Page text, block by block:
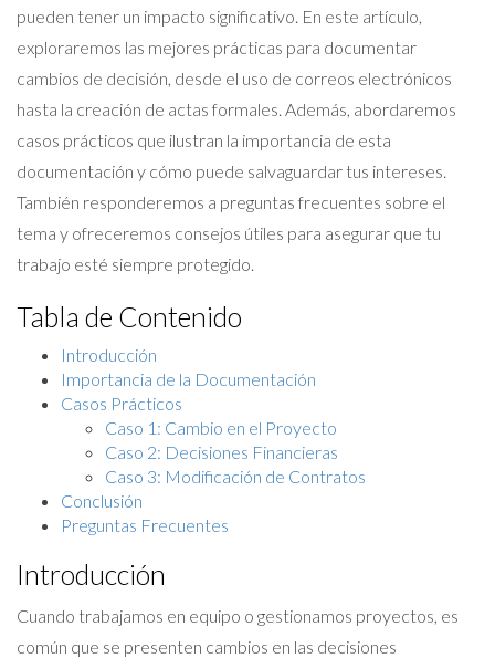
pueden tener un impacto significativo. En este artículo,
exploraremos las mejores prácticas para documentar
cambios de decisión, desde el uso de correos electrónicos
hasta la creación de actas formales. Además, abordaremos
casos prácticos que ilustran la importancia de esta
documentación y cómo puede salvaguardar tus intereses.
También responderemos a preguntas frecuentes sobre el
tema y ofreceremos consejos útiles para asegurar que tu
trabajo esté siempre protegido.
Tabla de Contenido
Introducción
Importancia de la Documentación
Casos Prácticos
Caso 1: Cambio en el Proyecto
Caso 2: Decisiones Financieras
Caso 3: Modificación de Contratos
Conclusión
Preguntas Frecuentes
Introducción
Cuando trabajamos en equipo o gestionamos proyectos, es
común que se presenten cambios en las decisiones